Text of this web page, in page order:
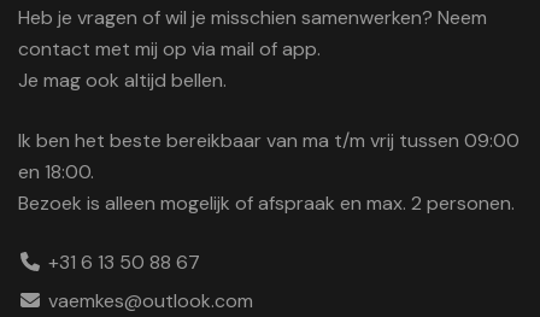
Heb je vragen of wil je misschien samenwerken? Neem
contact met mij op via mail of app.
Je mag ook altijd bellen.
Ik ben het beste bereikbaar van ma t/m vrij tussen 09:00
en 18:00.
Bezoek is alleen mogelijk of afspraak en max. 2 personen.
+31 6 13 50 88 67
vaemkes@outlook.com